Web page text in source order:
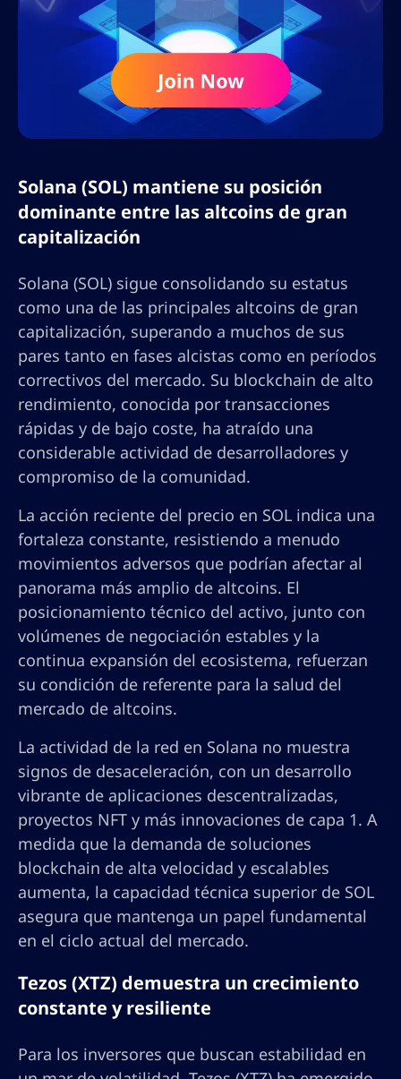
Solana (SOL) mantiene su posición
dominante entre las altcoins de gran
capitalización
Solana (SOL) sigue consolidando su estatus
como una de las principales altcoins de gran
capitalización, superando a muchos de sus
pares tanto en fases alcistas como en períodos
correctivos del mercado. Su blockchain de alto
rendimiento, conocida por transacciones
rápidas y de bajo coste, ha atraído una
considerable actividad de desarrolladores y
compromiso de la comunidad.
La acción reciente del precio en SOL indica una
fortaleza constante, resistiendo a menudo
movimientos adversos que podrían afectar al
panorama más amplio de altcoins. El
posicionamiento técnico del activo, junto con
volúmenes de negociación estables y la
continua expansión del ecosistema, refuerzan
su condición de referente para la salud del
mercado de altcoins.
La actividad de la red en Solana no muestra
signos de desaceleración, con un desarrollo
vibrante de aplicaciones descentralizadas,
proyectos NFT y más innovaciones de capa 1. A
medida que la demanda de soluciones
blockchain de alta velocidad y escalables
aumenta, la capacidad técnica superior de SOL
asegura que mantenga un papel fundamental
en el ciclo actual del mercado.
Tezos (XTZ) demuestra un crecimiento
constante y resiliente
Para los inversores que buscan estabilidad en